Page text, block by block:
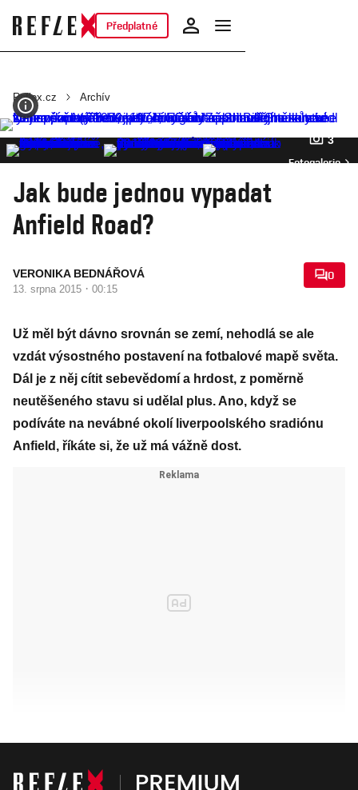
Předplatné
Reflex.cz Archív
3
Fotogalerie
Jak bude jednou vypadat
Anfield Road?
VERONIKA BEDNÁŘOVÁ
13. srpna 2015 · 00:15
0
Už měl být dávno srovnán se zemí, nehodlá se ale
vzdát výsostného postavení na fotbalové mapě světa.
Dál je z něj cítit sebevědomí a hrdost, z poměrně
neutěšeného stavu si udělal plus. Ano, když se
podíváte na nevábné okolí liverpoolského sradiónu
Anfield, říkáte si, že už má vážně dost.